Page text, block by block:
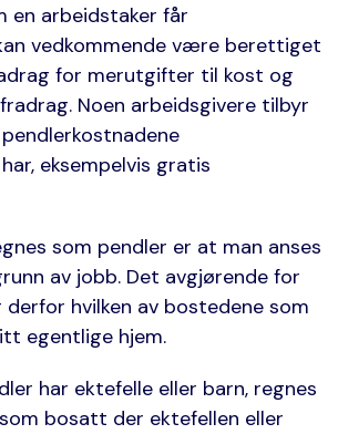
en arbeidstaker får
vedkommende være berettiget
for merutgifter til kost og
Noen arbeidsgivere tilbyr
eksempelvis gratis
som pendler er at man anses
av jobb. Det avgjørende for
hvilken av bostedene som
egentlige hjem.
har ektefelle eller barn, regnes
bosatt der ektefellen eller